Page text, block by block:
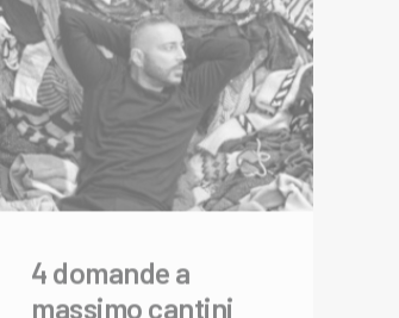
massimo cantini
parrini